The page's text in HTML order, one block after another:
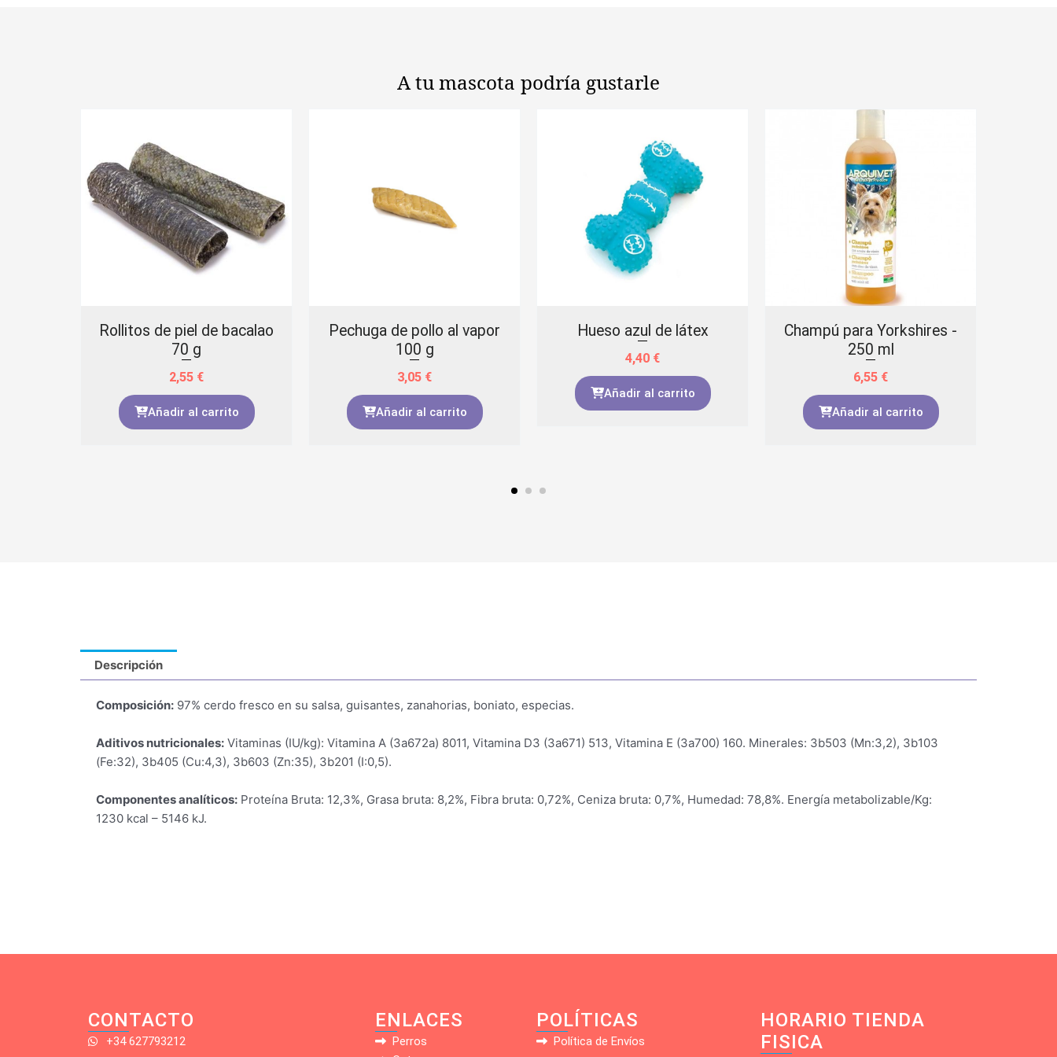
A tu mascota podría gustarle
Rollitos de piel de bacalao
70 g
2,55 €
Añadir al carrito
Pechuga de pollo al vapor
100 g
3,05 €
Añadir al carrito
Hueso azul de látex
4,40 €
Añadir al carrito
Champú para Yorkshires -
250 ml
6,55 €
Añadir al carrito
Descripción
Composición: 97% cerdo fresco en su salsa, guisantes, zanahorias, boniato, especias.
Aditivos nutricionales: Vitaminas (IU/kg): Vitamina A (3a672a) 8011, Vitamina D3 (3a671) 513, Vitamina E (3a700) 160. Minerales: 3b503 (Mn:3,2), 3b103
(Fe:32), 3b405 (Cu:4,3), 3b603 (Zn:35), 3b201 (I:0,5).
Componentes analíticos: Proteína Bruta: 12,3%, Grasa bruta: 8,2%, Fibra bruta: 0,72%, Ceniza bruta: 0,7%, Humedad: 78,8%. Energía metabolizable/Kg:
1230 kcal – 5146 kJ.
CONTACTO
+34 627793212
ENLACES
Perros
POLÍTICAS
Política de Envíos
HORARIO TIENDA
FISICA